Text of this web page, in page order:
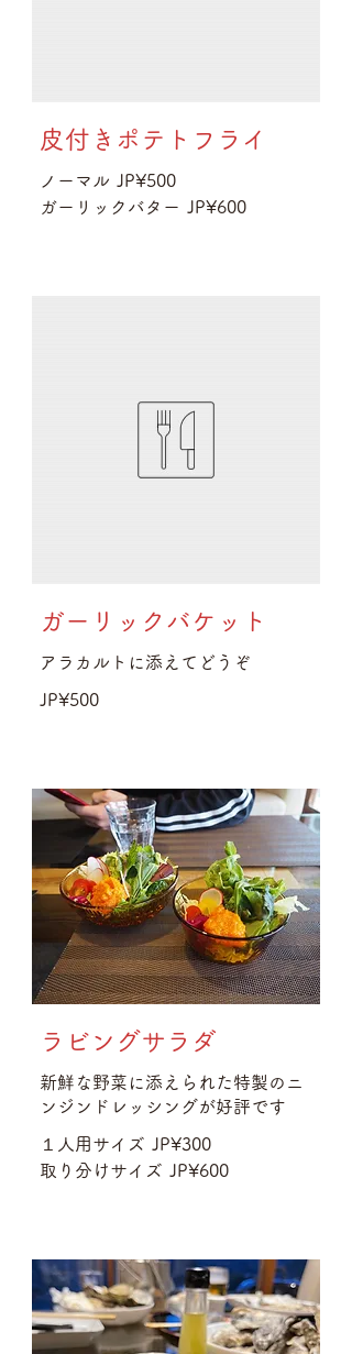
皮付きポテトフライ
ノーマル JP¥500
ガーリックバター JP¥600
ガーリックバケット
アラカルトに添えてどうぞ
JP¥500
ラビングサラダ
新鮮な野菜に添えられた特製のニ
ンジンドレッシングが好評です
１人用サイズ JP¥300
取り分けサイズ JP¥600